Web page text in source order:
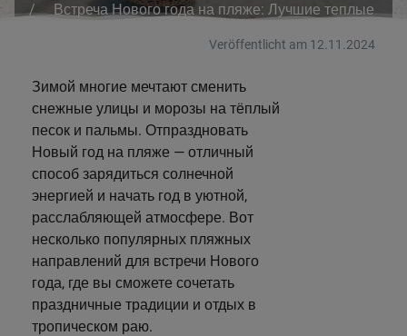
Встреча Нового года на пляже: Лучшие теплые
Veröffentlicht am 12.11.2024
Зимой многие мечтают сменить
снежные улицы и морозы на тёплый
песок и пальмы. Отпраздновать
Новый год на пляже — отличный
способ зарядиться солнечной
энергией и начать год в уютной,
расслабляющей атмосфере. Вот
несколько популярных пляжных
направлений для встречи Нового
года, где вы сможете сочетать
праздничные традиции и отдых в
тропическом раю.